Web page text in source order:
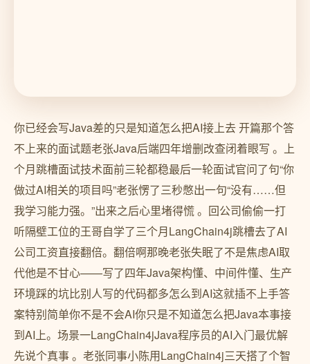
你已经会写Java差的只是知道怎么把AI接上去 开篇那个答
不上来的面试题老张Java后端四年增删改查闭着眼写 。上
个月跳槽面试技术面前三轮都稳最后一轮面试官问了句“你
做过AI相关的项目吗”老张愣了三秒憋出一句“没有……但
我学习能力强。”出来之后心里堵得慌 ‍。回公司偷偷一打
听隔壁工位的王哥自学了三个月LangChain4j跳槽去了AI
公司工资直接翻倍。翻倍啊那晚老张失眠了不是焦虑AI取
代他是不甘心——写了四年Java架构懂、中间件懂、生产
环境踩的坑比别人写的代码都多怎么到AI这就插不上手答
案特别简单你不是不会AI你只是不知道怎么把Java本事接
到AI上。场景一LangChain4jJava程序员的AI入门最优解
先说个真事 。老张同事小陈用LangChain4j三天搭了个智